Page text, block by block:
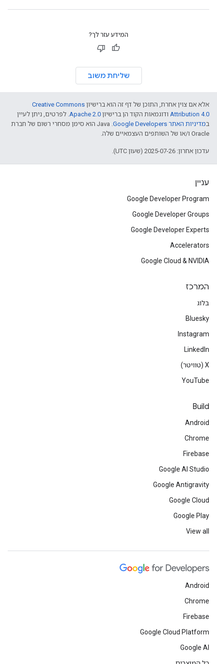
המידע עזר לך?
שליחת משוב
אלא אם צוין אחרת, התוכן של דף זה הוא ברישיון Creative Commons
Attribution 4.0 ודוגמאות הקוד הן ברישיון Apache 2.0. לפרטים, ניתן לעיין
במדיניות האתר Google Developers‏
.‏ Java הוא סימן מסחרי רשום של חברת
Oracle ו/או של השותפים העצמאיים שלה.
עדכון אחרון: 2025-07-26 (שעון UTC).
עניין
Google Developer Program
Google Developer Groups
Google Developer Experts
Accelerators
Google Cloud & NVIDIA
המרכז
בלוג
Bluesky
Instagram
LinkedIn
‫X (טוויטר)
YouTube
Build
Android
Chrome
Firebase
Google AI Studio
Google Antigravity
Google Cloud
Google Play
View all
Android
Chrome
Firebase
Google Cloud Platform
Google AI